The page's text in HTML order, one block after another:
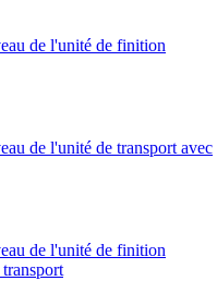
de l'unité de finition
de l'unité de transport avec
de l'unité de finition